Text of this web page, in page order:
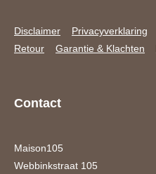
Disclaimer Privacyverklaring
Retour
Garantie & Klachten
Contact
Maison105
Webbinkstraat 105